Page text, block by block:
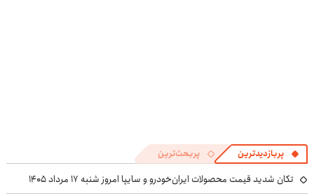
پربازدیدترین پربحث‌ترین
تکان شدید قیمت محصولات ایران‌خودرو و سایپا امروز شنبه ۱۷ مرداد ۱۴۰۵